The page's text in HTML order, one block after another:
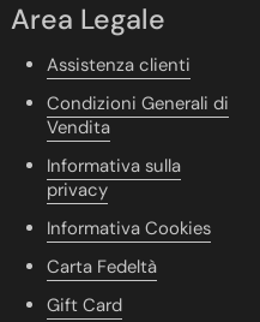
Area Legale
Assistenza clienti
Condizioni Generali di
Vendita
Informativa sulla
privacy
Informativa Cookies
Carta Fedeltà
Gift Card